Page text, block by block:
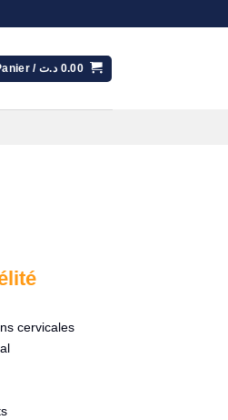
/ 0.00 د.ت
cervicales